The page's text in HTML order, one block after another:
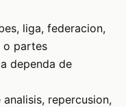
liga, federacion,
o partes
dependa de
repercusion,